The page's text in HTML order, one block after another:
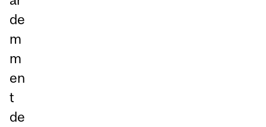
de
m
m
en
t
de